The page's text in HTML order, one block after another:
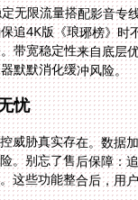
无限流量搭配影音专
默默消化缓冲风险。
忧
胁真实存在。数据
这些功能整合后，用